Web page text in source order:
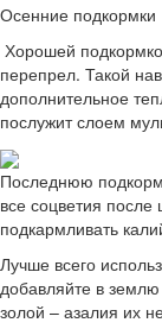
Осенние подкормки
Хорошей
перепрел. Такой
дополнительное
послужит слоем
Последнюю
все соцветия
подкармливать
Лучше всего
добавляйте в
золой – азалия их